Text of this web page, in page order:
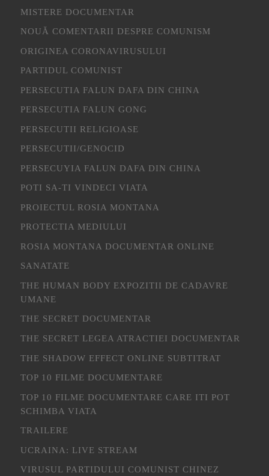
MISTERE DOCUMENTAR
NOUĂ COMENTARII DESPRE COMUNISM
ORIGINEA CORONAVIRUSULUI
PARTIDUL COMUNIST
PERSECUTIA FALUN DAFA DIN CHINA
PERSECUTIA FALUN GONG
PERSECUTII RELIGIOASE
PERSECUTII/GENOCID
PERSECUYIA FALUN DAFA DIN CHINA
POTI SA-TI VINDECI VIATA
PROIECTUL ROSIA MONTANA
PROTECTIA MEDIULUI
ROSIA MONTANA DOCUMENTAR ONLINE
SANATATE
THE HUMAN BODY EXPOZITII DE CADAVRE
UMANE
THE SECRET DOCUMENTAR
THE SECRET LEGEA ATRACTIEI DOCUMENTAR
THE SHADOW EFFECT ONLINE SUBTITRAT
TOP 10 FILME DOCUMENTARE
TOP 10 FILME DOCUMENTARE CARE ITI POT
SCHIMBA VIATA
TRAILERE
UCRAINA: LIVE STREAM
VIRUSUL PARTIDULUI COMUNIST CHINEZ